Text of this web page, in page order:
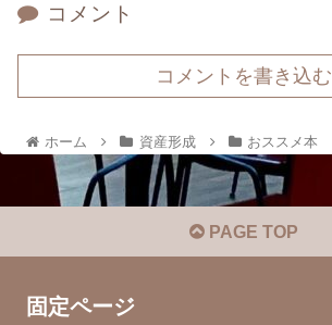
コメント
コメントを書き込む
ホーム 資産形成 おススメ本
PAGE TOP
固定ページ